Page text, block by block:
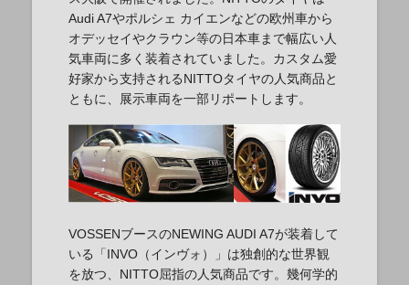
Audi A7やポルシェ カイエンなどの欧州車から
オデッセイやクラウン等の日本車まで幅広い人
気車両に多く装着されていました。カスタム愛
好家から支持されるNITTOタイヤの人気商品と
ともに、展示車両を一部リポートします。
VOSSENブースのNEWING AUDI A7が装着して
いる「INVO（インヴォ）」は独創的な世界観
を放つ、NITTO屈指の人気商品です。幾何学的